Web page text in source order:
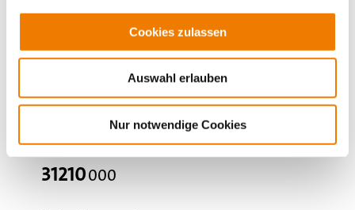
Cookies zulassen
Auswahl erlauben
Nur notwendige Cookies
31210000